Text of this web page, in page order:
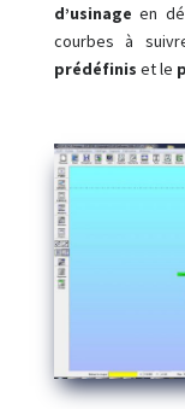
d’usinage en
courbes à
prédéfinis et le